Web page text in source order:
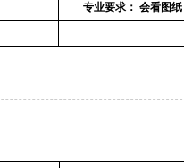
专业要求： 会看图纸